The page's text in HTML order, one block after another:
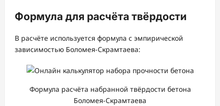
Формула для расчёта твёрдости
В расчёте используется формула с эмпирической
зависимостью Боломея-Скрамтаева:
Формула расчёта набранной твёрдости бетона
Боломея-Скрамтаева